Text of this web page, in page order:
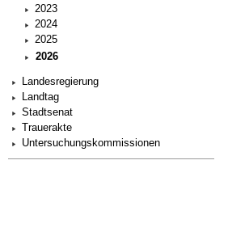
2023
2024
2025
2026
Landesregierung
Landtag
Stadtsenat
Trauerakte
Unter­suchungs­kommissionen